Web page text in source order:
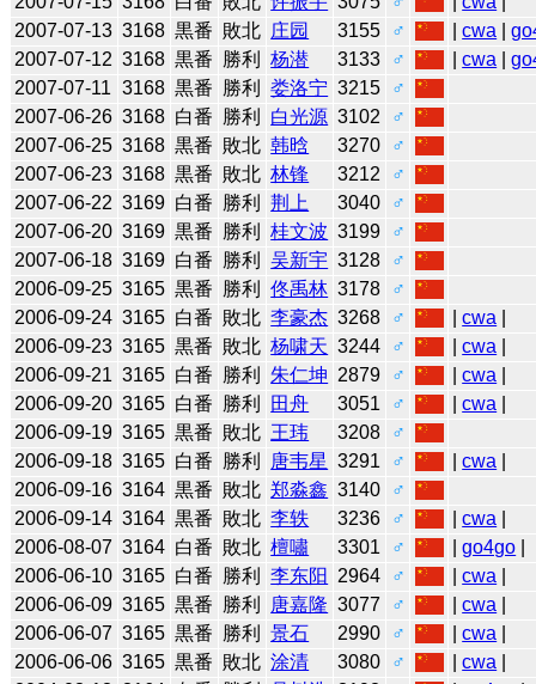
2007-07-13 3168 黒番 敗北 庄园 3155 ♂ |cwa |
2007-07-12 3168 黒番 勝利 杨潜 3133 ♂ |cwa |
2007-07-11 3168 黒番 勝利 娄洛宁 3215
♂
2007-06-26 3168 白番 勝利 白光源 3102
♂
2007-06-25 3168 黒番 敗北 韩晗 3270
♂
2007-06-23 3168 黒番 敗北 林锋 3212
♂
2007-06-22 3169 白番 勝利 荆上 3040
♂
2007-06-20 3169 黒番 勝利 桂文波 3199
♂
2007-06-18 3169 白番 勝利 吴新宇 3128
♂
2006-09-25 3165 黒番 勝利 佟禹林 3178
♂
2006-09-24 3165 白番 敗北 李豪杰 3268 ♂ |cwa
2006-09-23 3165 黒番 敗北 杨啸天 3244 ♂ |cwa
2006-09-21 3165 白番 勝利 朱仁坤 2879 ♂ |cwa
2006-09-20 3165 白番 勝利 田舟 3051 ♂ |cwa
2006-09-19 3165 黒番 敗北 王玮 3208
♂
2006-09-18 3165 白番 勝利 唐韦星 3291 ♂ |cwa
2006-09-16 3164 黒番 敗北 郑淼鑫 3140
♂
2006-09-14 3164 黒番 敗北 李轶 3236 ♂ |cwa
2006-08-07 3164 白番 敗北 檀嘯 3301 ♂ |go4go
2006-06-10 3165 白番 勝利 李东阳 2964 ♂ |cwa
2006-06-09 3165 黒番 勝利 唐嘉隆 3077 ♂ |cwa
2006-06-07 3165 黒番 勝利 景石 2990 ♂ |cwa
2006-06-06 3165 黒番 敗北 涂清 3080 ♂ |cwa